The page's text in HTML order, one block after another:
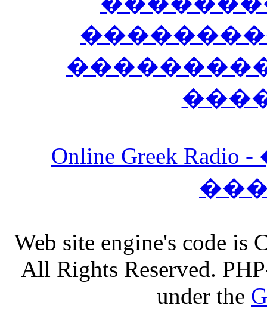
Online Greek
Web site engine's code
All Rights Reserved.
under the